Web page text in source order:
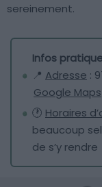
sereinement.
Infos
📍 Adresse :
Google Maps
🕐 Horaires
beaucoup
de s’y rendre